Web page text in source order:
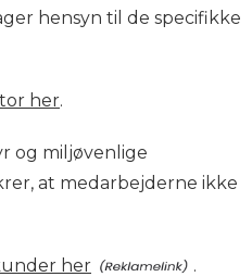
hensyn til de specifikke
her.
og miljøvenlige
at medarbejderne ikke
her .